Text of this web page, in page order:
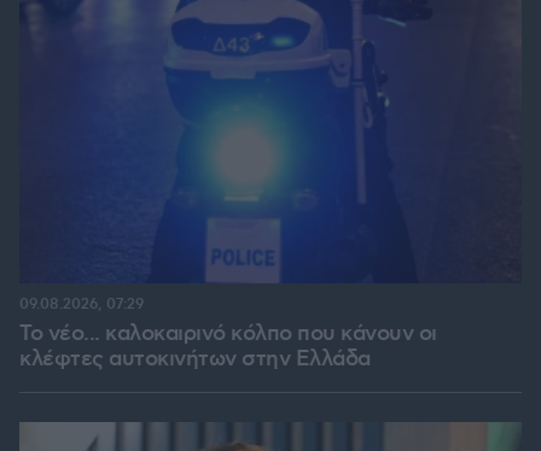
Το νέο... καλοκαιρινό κόλπο που κάνουν οι
κλέφτες αυτοκινήτων στην Ελλάδα
09.08.2026, 07:29